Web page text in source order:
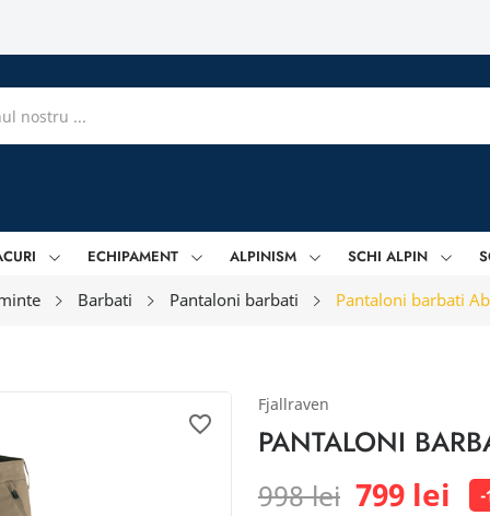
ECHIPAMENT ALPINISM SCHI ALPIN
Barbati Pantaloni barbati Pantaloni barbati
favorite_border
Fjallraven
PANTALONI
998 lei 799 lei -